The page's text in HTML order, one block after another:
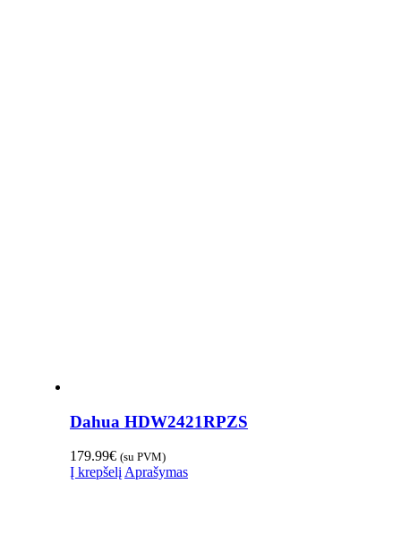
Dahua HDW2421RPZS
179.99€ (su PVM)
Į krepšelį Aprašymas